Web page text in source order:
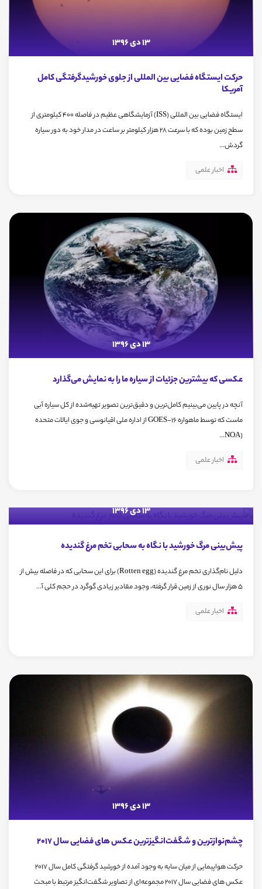
13 دی 1396
حرکت ایستگاه فضایی بین المللی از جلوی خورشیدگرفتگی کامل
آمریکا
ایستگاه فضایی بین المللی (ISS) آزمایشگاهی عظیم در فاصله 400 کیلومتری از
سطح زمین بوده که با سرعت 28 هزار کیلومتر بر ساعت در مدار خود به دور سیاره
گردش...
اخبار علمی
13 دی 1396
عکسی که بیشترین جزئیات از سیاره ما را به نمایش می‌گذارد
آنچه در پایین می‌بینیم کامل‌ترین و دقیق‌ترین تصویر تهیه‌شده از کل سیاره آبی
ماست که توسط ماهواره GOES-16 از اداره ملی اقیانوسی و جوی ایالات متحده
(NOA...
اخبار علمی
13 دی 1396
پیش‌بینی مرگ خورشید با نگاه به سحابی تخم مرغ گندیده
دلیل نام‌گذاری تخم مرغ گندیده (Rotten egg) برای این سحابی که در فاصله بیش از
5 هزار سال نوری از زمین قرار گرفته،‌ وجود مقادیر زیادی گوگرد در حجم کلی آ...
اخبار علمی
13 دی 1396
چشم‌نوازترین و شگفت‌انگیزترین عکس های فضایی سال 2017
حرکت هواپیمایی از میان سایه به وجود آمده از خورشید گرفتگی کامل سال 2017
عکس های فضایی سال 2017 مجموعه‌ای از تصاویر شگفت‌انگیز مرتبط با مبحث